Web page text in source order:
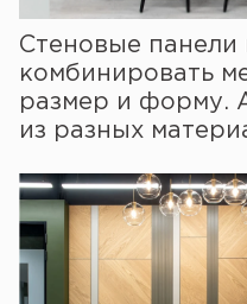
Стеновые
комбинировать
размер и форму.
из разных